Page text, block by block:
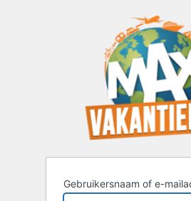
Gebruikersnaam of e-